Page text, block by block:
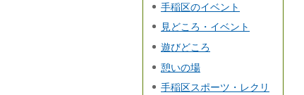
手稲区のイベント
見どころ・イベント
遊びどころ
憩いの場
手稲区スポーツ・レクリ